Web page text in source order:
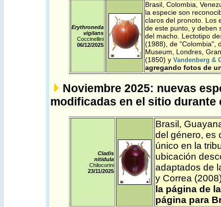
Erythroneda
vigilans
Coccinellini
06/12/2025
Brasil Colombia
la especie son
claros del pronoto. Los
de este punto, y deben
del macho. Lectotipo
(1988), de "Colombia",
Museum, Londres,
(1850) y Vandenberg &
agregando fotos de
Noviembre 2025: nuevas
modificadas en el sitio durante
Cladis
nitidula
Chilocorini
23/11/2025
Brasil ,
del género, es
único en la
ubicación
adaptados de
y Correa
la página de
página para